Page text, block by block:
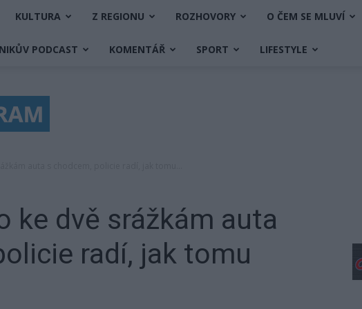
KULTURA Z REGIONU ROZHOVORY O ČEM SE MLUVÍ
PODCAST KOMENTÁŘ SPORT LIFESTYLE
ke dvě srážkám auta
radí, jak tomu